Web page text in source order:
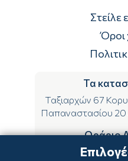
Τρόποι
Στείλε
Όροι
Τα
Ταξιαρχών 67
Παπαναστασίου 20
Ωράριο
ΔΕ-ΤΕ-ΣΑ